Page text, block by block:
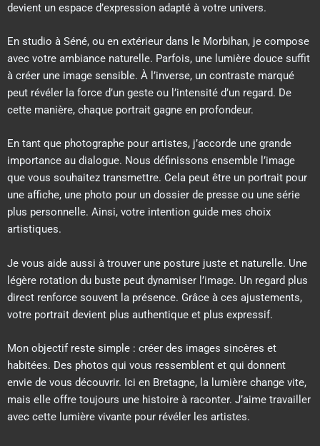
devient un espace d’expression adapté à votre univers.
En studio à Séné, ou en extérieur dans le Morbihan, je compose
avec votre ambiance naturelle. Parfois, une lumière douce suffit
à créer une image sensible. À l’inverse, un contraste marqué
peut révéler la force d’un geste ou l’intensité d’un regard. De
cette manière, chaque portrait gagne en profondeur.
En tant que photographe pour artistes, j’accorde une grande
importance au dialogue. Nous définissons ensemble l’image
que vous souhaitez transmettre. Cela peut être un portrait pour
une affiche, une photo pour un dossier de presse ou une série
plus personnelle. Ainsi, votre intention guide mes choix
artistiques.
Je vous aide aussi à trouver une posture juste et naturelle. Une
légère rotation du buste peut dynamiser l’image. Un regard plus
direct renforce souvent la présence. Grâce à ces ajustements,
votre portrait devient plus authentique et plus expressif.
Mon objectif reste simple : créer des images sincères et
habitées. Des photos qui vous ressemblent et qui donnent
envie de vous découvrir. Ici en Bretagne, la lumière change vite,
mais elle offre toujours une histoire à raconter. J’aime travailler
avec cette lumière vivante pour révéler les artistes.